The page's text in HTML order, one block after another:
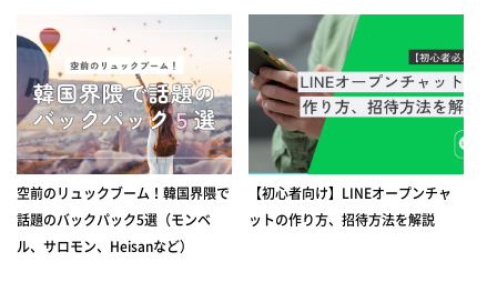
空前のリュックブーム！韓国界隈で
話題のバックパック5選（モンベ
ル、サロモン、Heisanなど）
【初心者向け】LINEオープンチャ
ットの作り方、招待方法を解説